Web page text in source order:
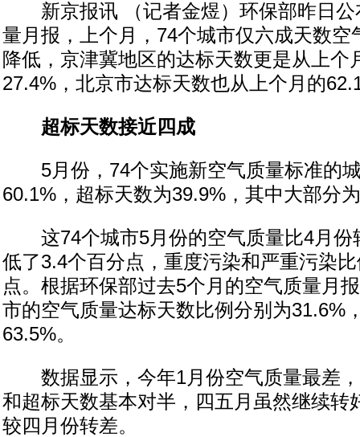
新京报讯 （记者金煜）环保部昨日公
量月报，上个月，74个城市仅六成天数空
降低，京津冀地区的达标天数更是从上个
27.4%，北京市达标天数也从上个月的
超标天数接近四成
5月份，74个实施新空气质量标准的
60.1%，超标天数为39.9%，其中大部分
这74个城市5月份的空气质量比4月份
低了3.4个百分点，重度污染和严重污染
点。根据环保部过去5个月的空气质量月
市的空气质量达标天数比例分别为31.6%
63.5%。
数据显示，今年1月份空气质量最差，
和超标天数基本对半，四五月虽然继续转
较四月份转差。